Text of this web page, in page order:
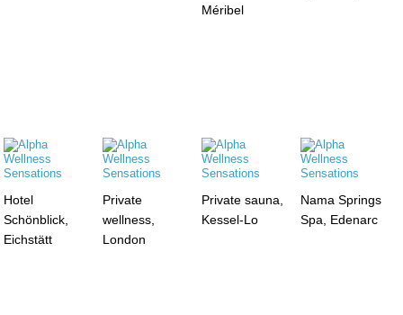
Méribel
Hotel
Schönblick,
Eichstätt
Private
wellness,
London
Private sauna,
Kessel-Lo
Nama Springs
Spa, Edenarc